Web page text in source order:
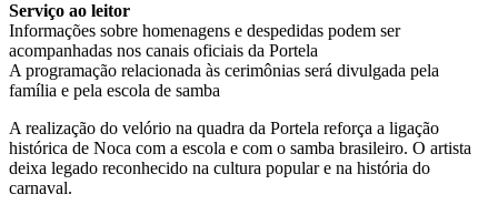
Serviço ao leitor
Informações sobre homenagens e despedidas podem ser
acompanhadas nos canais oficiais da Portela
A programação relacionada às cerimônias será divulgada pela
família e pela escola de samba
A realização do velório na quadra da Portela reforça a ligação
histórica de Noca com a escola e com o samba brasileiro. O artista
deixa legado reconhecido na cultura popular e na história do
carnaval.